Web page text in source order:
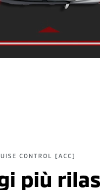
CONTROL [ACC]
più